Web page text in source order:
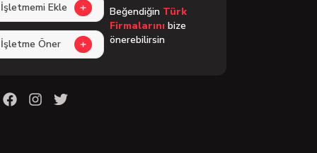
İşletmemi Ekle
İşletme Öner
Beğendiğin Türk
Firmalarını bize
önerebilirsin